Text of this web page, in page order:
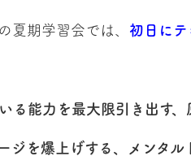
夏期学習会では、 初日にテ
る能力を最大限引き出す、
ジを爆上げする、メンタル